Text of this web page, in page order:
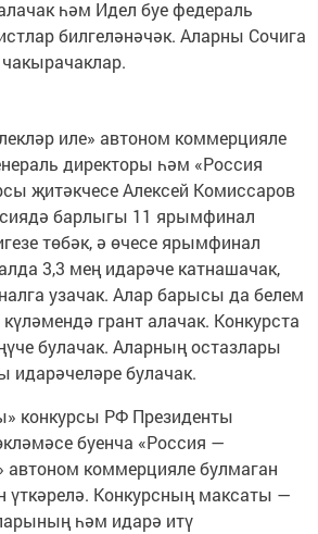
һәм Идел буе федераль
билгеләнәчәк. Аларны Сочига
иле» автоном коммерцияле
директоры һәм «Россия
җитәкчесе Алексей Комиссаров
барлыгы 11 ярымфинал
төбәк, ә өчесе ярымфинал
3,3 мең идарәче катнашачак,
узачак. Алар барысы да белем
грант алачак. Конкурста
булачак. Аларның остазлары
идарәчеләре булачак.
конкурсы РФ Президенты
буенча «Россия —
автоном коммерцияле булмаган
Конкурсның максаты —
һәм идарә итү